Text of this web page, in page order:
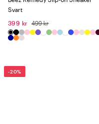
Svart
399 kr
499 kr
-20%